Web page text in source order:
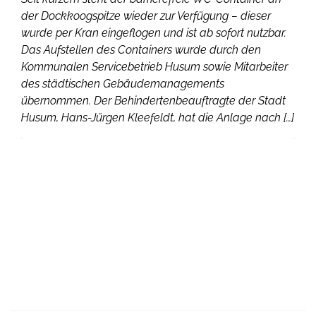
der Dockkoogspitze wieder zur Verfügung – dieser
wurde per Kran eingeflogen und ist ab sofort nutzbar.
Das Aufstellen des Containers wurde durch den
Kommunalen Servicebetrieb Husum sowie Mitarbeiter
des städtischen Gebäudemanagements
übernommen. Der Behindertenbeauftragte der Stadt
Husum, Hans-Jürgen Kleefeldt, hat die Anlage nach […]